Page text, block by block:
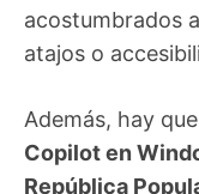
acostumbrados
atajos o
Además, hay
Copilot en
República